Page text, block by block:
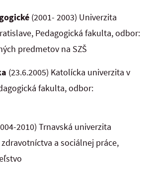
(2001- 2003) Univerzita
Pedagogická fakulta, odbor:
predmetov na SZŠ
(23.6.2005) Katolícka univerzita v
fakulta, odbor:
2010) Trnavská univerzita
a sociálnej práce,